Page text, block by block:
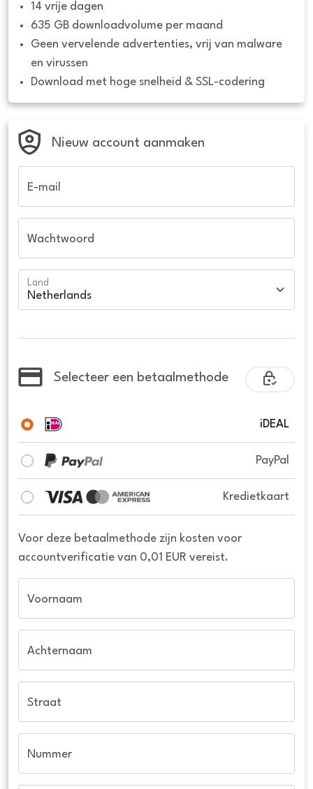
14 vrije dagen
635 GB downloadvolume per maand
Geen vervelende advertenties, vrij van malware
en virussen
Download met hoge snelheid & SSL-codering
Nieuw account aanmaken
E-mail
Wachtwoord
Land
Selecteer een betaalmethode
iDEAL
PayPal
Kredietkaart
Voor deze betaalmethode zijn kosten voor
accountverificatie van 0,01 EUR vereist.
Voornaam
Achternaam
Straat
Nummer